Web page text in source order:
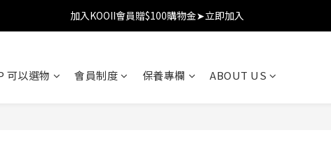
加入KOOII會員贈$100購物金➤立即加入
加入KOOII會員贈$100購物金➤立即加入
加入KOOII會員贈$100購物金➤立即加入
可以選物 會員制度 保養專欄 ABOUT US